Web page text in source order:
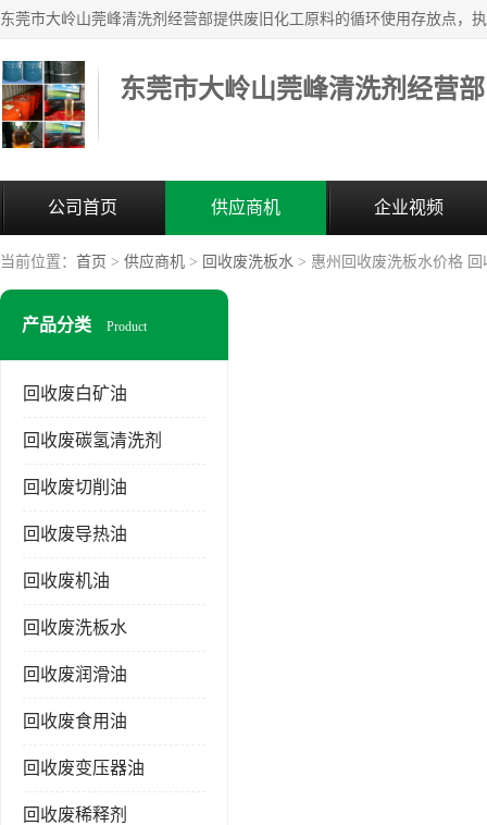
东莞市大岭山莞峰清洗剂经营部
公司首页 供应商机 企业视频
当前位置： 首页 > 供应商机 > 回收废洗板水 > 惠州回收废洗板水价格
产品分类 Product
回收废白矿油
回收废碳氢清洗剂
回收废切削油
回收废导热油
回收废机油
回收废洗板水
回收废润滑油
回收废食用油
回收废变压器油
回收废稀释剂